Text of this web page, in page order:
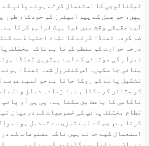
ٹیکنالوجی کا استعمال کرتے ہوئے پائپ
ہیں، جو عمل کے پیرامیٹرز کو خودکار طور
لیے حقیقی وقت میں فیڈ بیک فراہم کرتا
ضم کردہ ٹھنڈا کرنے کا نظام احتیاط سے
درجہ حرارت کو منظم کرتا ہے تاکہ مختلف
دیوار کی موٹائی کے لیے بہترین ٹھنڈا
بنائی جا سکیں۔ اس کنٹرول شدہ ٹھنڈا
تشکیل پانے کو روکا جاتا ہے جو لمبے عرصے
کو متاثر کر سکتا ہے یا زیادہ دباؤ والے
ناکامی کا باعث بن سکتا ہے۔ پی پی آر پائپ
نظام مختلف پائپ کی خصوصیات کے درمیان
کرتا ہے، جس کے لیے تیزی سے تبدیل ہونے
استعمال کیے جاتے ہیں تاکہ مصنوعات کے
دوران پیداواری رکاوٹیں کم سے کم رہیں۔